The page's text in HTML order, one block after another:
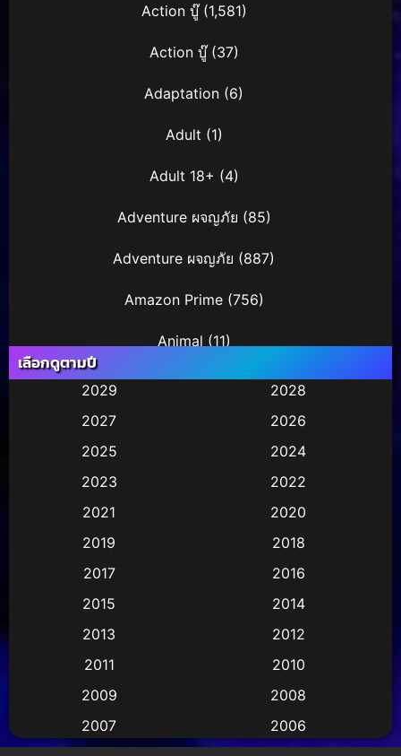
Action บู๊(1,581)
Action บู๊(37)
Adaptation (6)
Adult (1)
Adult 18+ (4)
Adventure ผจญภัย (85)
Adventure ผจญภัย (887)
Amazon Prime(756)
Animal (11)
Animation การ์ตูน(245)
เลือกดูตามปี
2029
2028
2027
2026
2025
2024
2023
2022
2021
2020
2019
2018
2017
2016
2015
2014
2013
2012
2011
2010
2009
2008
2007
2006